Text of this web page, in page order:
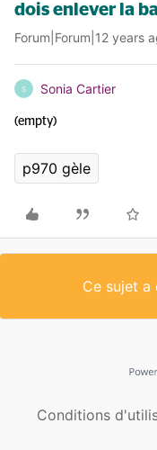
dois enlever la
Forum|Forum|12 years
S Sonia Cartier
(empty)
p970 gèle
Ce sujet a
Conditions